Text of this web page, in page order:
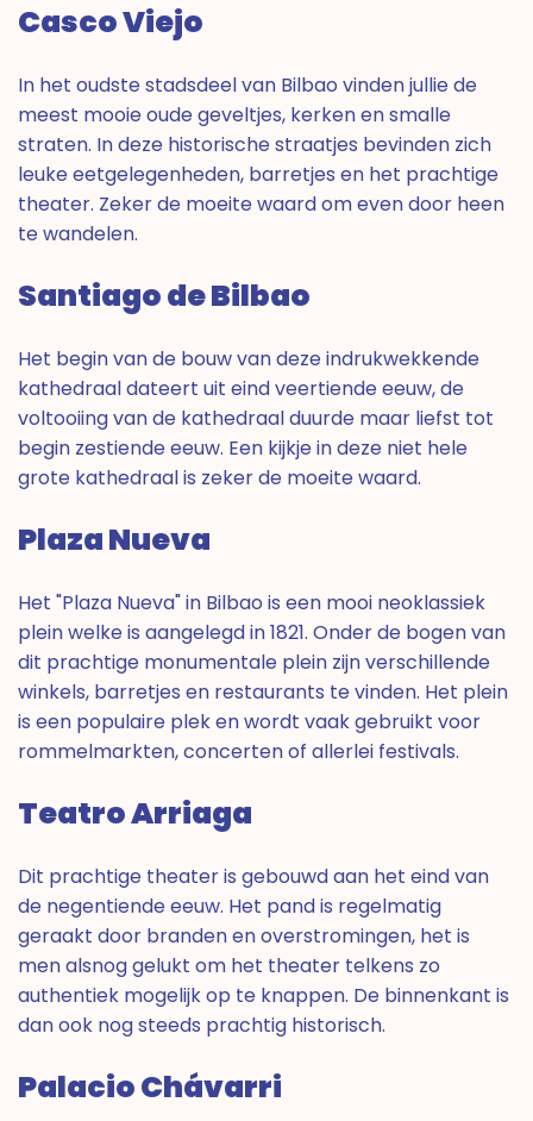
Casco Viejo
In het oudste stadsdeel van Bilbao vinden jullie de
meest mooie oude geveltjes, kerken en smalle
straten. In deze historische straatjes bevinden zich
leuke eetgelegenheden, barretjes en het prachtige
theater. Zeker de moeite waard om even door heen
te wandelen.
Santiago de Bilbao
Het begin van de bouw van deze indrukwekkende
kathedraal dateert uit eind veertiende eeuw, de
voltooiing van de kathedraal duurde maar liefst tot
begin zestiende eeuw. Een kijkje in deze niet hele
grote kathedraal is zeker de moeite waard.
Plaza Nueva
Het "Plaza Nueva" in Bilbao is een mooi neoklassiek
plein welke is aangelegd in 1821. Onder de bogen van
dit prachtige monumentale plein zijn verschillende
winkels, barretjes en restaurants te vinden. Het plein
is een populaire plek en wordt vaak gebruikt voor
rommelmarkten, concerten of allerlei festivals.
Teatro Arriaga
Dit prachtige theater is gebouwd aan het eind van
de negentiende eeuw. Het pand is regelmatig
geraakt door branden en overstromingen, het is
men alsnog gelukt om het theater telkens zo
authentiek mogelijk op te knappen. De binnenkant is
dan ook nog steeds prachtig historisch.
Palacio Chávarri